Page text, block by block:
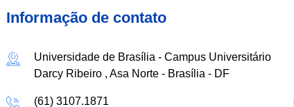
Informação de contato
Universidade de Brasília - Campus Universitário
Darcy Ribeiro , Asa Norte - Brasília - DF
(61) 3107.1871